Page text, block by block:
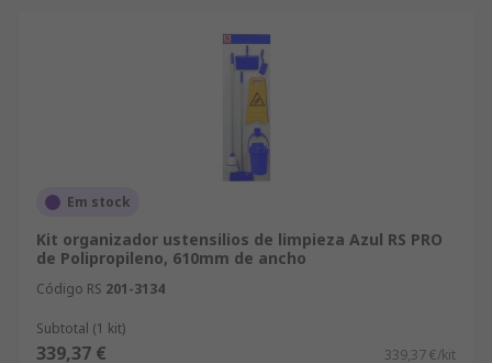
Em stock
Kit organizador ustensilios de limpieza Azul RS PRO
de Polipropileno, 610mm de ancho
Código RS 201-3134
Subtotal (1 kit)
339,37 € 339,37 €/kit